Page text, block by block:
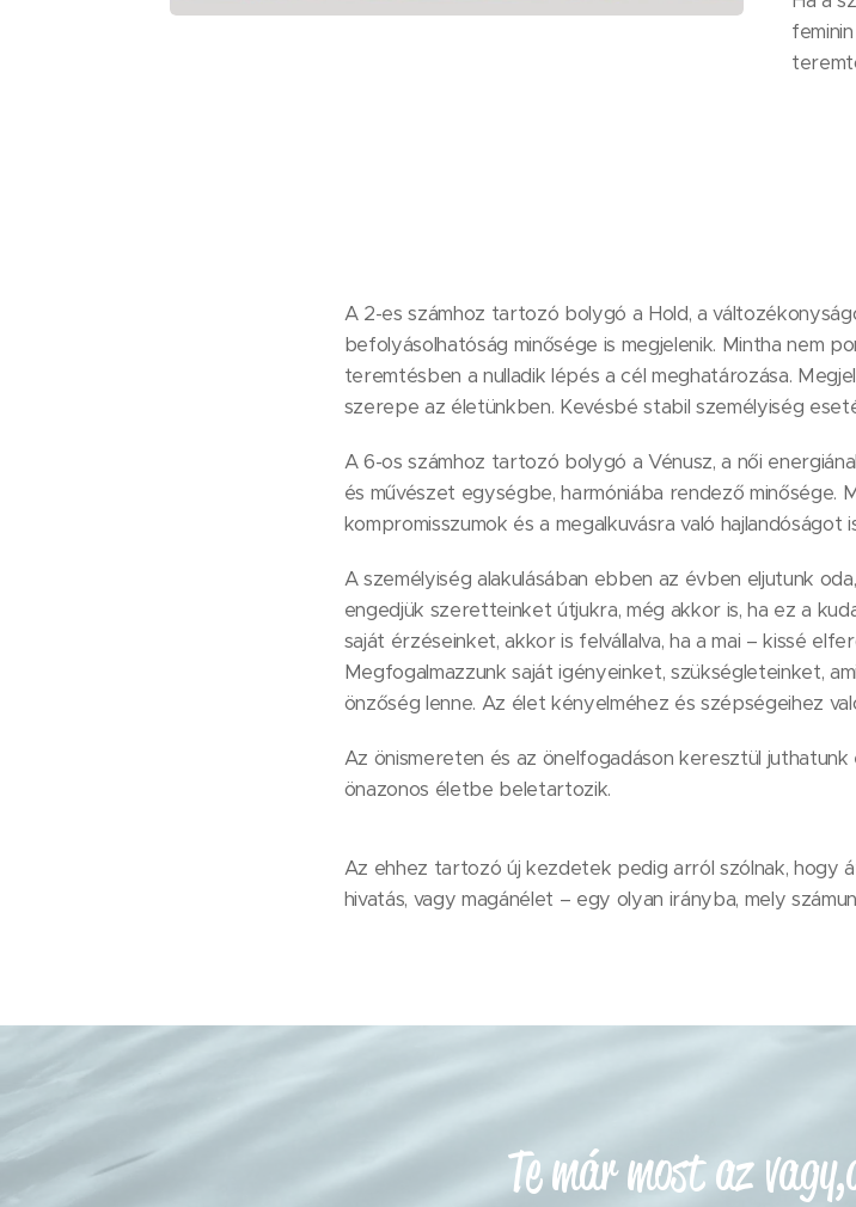
A 2-es számhoz tartozó bolygó a Hold, a
befolyásolhatóság minősége is megjelenik. Mintha nem
teremtésben a nulladik lépés a cél meghatározása.
szerepe az életünkben. Kevésbé stabil személyiség
A 6-os számhoz tartozó bolygó a Vénusz, a női
és művészet egységbe, harmóniába rendező minősége.
kompromisszumok és a megalkuvásra való
A személyiség alakulásában ebben az évben eljutunk
engedjük szeretteinket útjukra, még akkor is, ha ez a
saját érzéseinket, akkor is felvállalva, ha a mai – kissé
Megfogalmazzunk saját igényeinket, szükségleteinket,
önzőség lenne. Az élet kényelméhez és szépségeihez
Az önismereten és az önelfogadáson keresztül
önazonos életbe beletartozik.
Az ehhez tartozó új kezdetek pedig arról szólnak, hogy
hivatás, vagy magánélet – egy olyan irányba, mely
Te már most az